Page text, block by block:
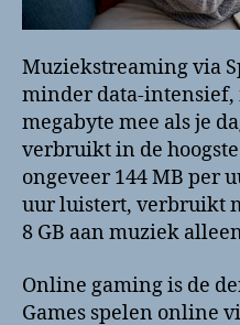
Muziekstreaming via
minder data-intensief,
megabyte mee als je
verbruikt in de
ongeveer 144 MB per
uur luistert, verbruikt
8 GB aan muziek
Online gaming is de
Games spelen online